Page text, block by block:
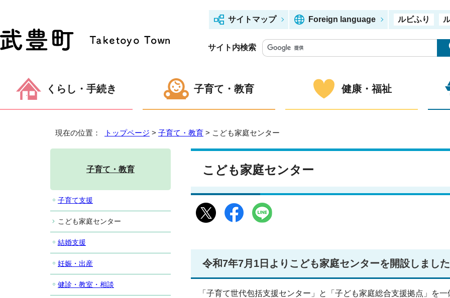
サイトマップ Foreign language ルビふり
サイト内検索
くらし・手続き 子育て・教育 健康・福祉
現在の位置： トップページ > 子育て・教育 > こども家庭センター
こども家庭センター
令和7年7月1日よりこども家庭センターを開設しました
「子育て世代包括支援センター」と「子ども家庭総合支援拠点」を
子育て・教育
子育て支援
こども家庭センター
結婚支援
妊娠・出産
健診・教室・相談